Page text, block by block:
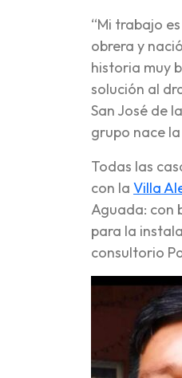
“Mi trabajo
obrera y
historia muy
solución al
San José de
grupo nace
Todas las
con la Villa
Aguada: con
para la
consultorio